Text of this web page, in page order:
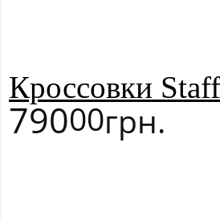
Кроссовки
79000грн.